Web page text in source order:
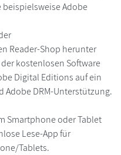
Adobe
Reader-Shop herunter
kostenlosen Software
Digital Editions auf ein
Adobe DRM-Unterstützung.
Smartphone oder Tablet
Lese-App für
Tablets.